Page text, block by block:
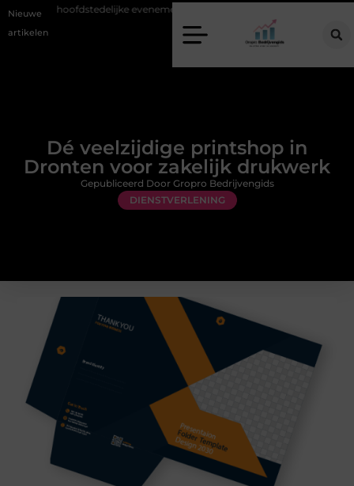
Nieuwe
artikelen
hoofdstedelijke evenementen
Dé veelzijdige printshop in
Dronten voor zakelijk drukwerk
DIENSTVERLENING
Gepubliceerd Door Gropro Bedrijvengids